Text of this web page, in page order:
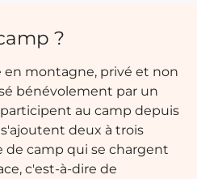
?
en montagne, privé et non
bénévolement par un
au camp depuis
deux à trois
de camp qui se chargent
c'est-à-dire de